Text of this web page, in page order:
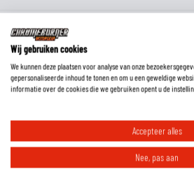
REVIEWS
FAQ
Wat is de pasvorm van deze laarzen?
Wij gebruiken cookies
We kunnen deze plaatsen voor analyse van onze
gepersonaliseerde inhoud te tonen en om u een geweldige
informatie over de cookies die we gebruiken opent u de
Accepteer alles
Nee, pas aan